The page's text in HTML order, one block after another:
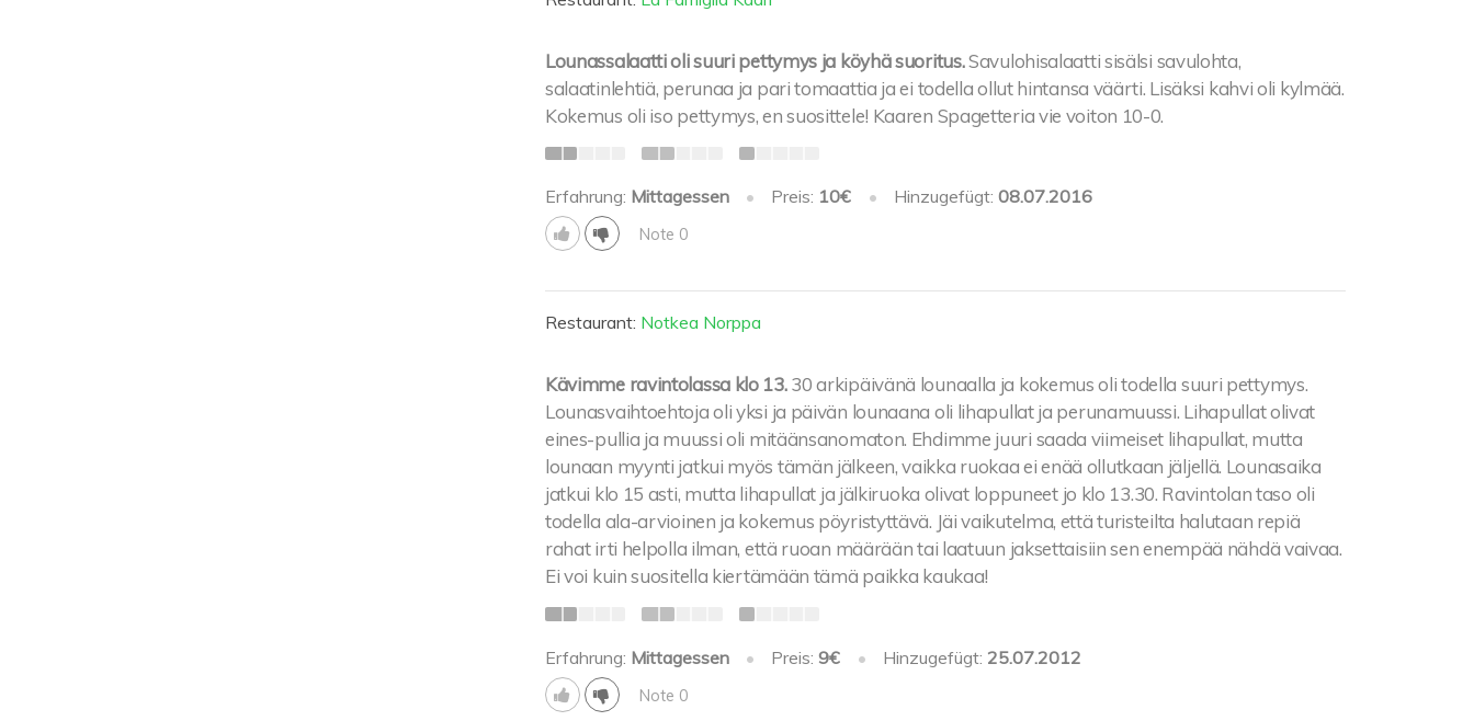
Lounassalaatti oli suuri pettymys ja köyhä suoritus.Savulohisalaatti sisälsi savulohta,
salaatinlehtiä, perunaa ja pari tomaattia ja ei todella ollut hintansa väärti. Lisäksi kahvi oli kylmää.
Kokemus oli iso pettymys, en suosittele! Kaaren Spagetteria vie voiton 10-0.
Erfahrung: Mittagessen • Preis: 10€ • Hinzugefügt: 08.07.2016
Note 0
Restaurant: Notkea Norppa
Kävimme ravintolassa klo 13. 30 arkipäivänä lounaalla ja kokemus oli todella suuri pettymys.
Lounasvaihtoehtoja oli yksi ja päivän lounaana oli lihapullat ja perunamuussi. Lihapullat olivat
eines-pullia ja muussi oli mitäänsanomaton. Ehdimme juuri saada viimeiset lihapullat, mutta
lounaan myynti jatkui myös tämän jälkeen, vaikka ruokaa ei enää ollutkaan jäljellä. Lounasaika
jatkui klo 15 asti, mutta lihapullat ja jälkiruoka olivat loppuneet jo klo 13.30. Ravintolan taso oli
todella ala-arvioinen ja kokemus pöyristyttävä. Jäi vaikutelma, että turisteilta halutaan repiä
rahat irti helpolla ilman, että ruoan määrään tai laatuun jaksettaisiin sen enempää nähdä vaivaa.
Ei voi kuin suositella kiertämään tämä paikka kaukaa!
Erfahrung: Mittagessen • Preis:9€ • Hinzugefügt: 25.07.2012
Note 0